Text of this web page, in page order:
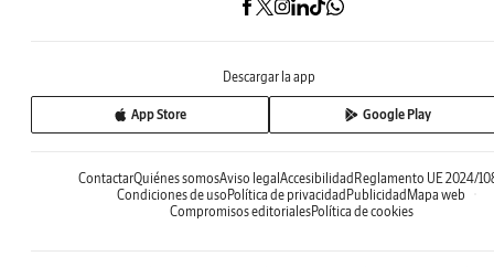
Descargar la app
App Store Google Play
ContactarQuiénes somosAviso legal Accesibilidad Reglamento UE 2024/
Condiciones de uso Política de privacidad Publicidad Mapa web
Compromisos editorialesPolítica de cookies